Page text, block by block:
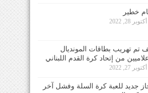
خطير
أكتوبر 28, 2022
تم تهريب بطاقات المونديال
من إتحاد كرة القدم اللبناني
أكتوبر 27, 2022
جديد للعبة كرة السلة وفشل آخر